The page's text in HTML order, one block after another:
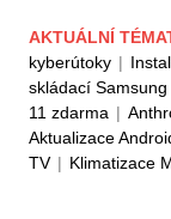
AKTUÁLNÍ
kyberútoky |
skládací Samsung
11 zdarma |
Aktualizace
TV | Klimatizace